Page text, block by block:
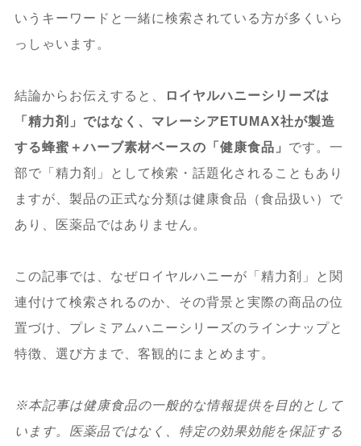
いうキーワードと一緒に検索されている方が多くいら
っしゃいます。
結論からお伝えすると、
ロイヤルハニーシリーズは
「精力剤」ではなく、マレーシアETUMAX社が製造
する蜂蜜＋ハーブ素材ベースの「健康食品」 です。一
部で「精力剤」として検索・話題化されることもあり
ますが、製品の正式な分類は健康食品（食品扱い）で
あり、医薬品ではありません。
この記事では、なぜロイヤルハニーが「精力剤」と関
連付けて検索されるのか、その背景と実際の商品の位
置づけ、プレミアムハニーシリーズのラインナップと
特徴、選び方まで、客観的にまとめます。
※本記事は健康食品の一般的な情報提供を目的として
います。医薬品ではなく、特定の効果効能を保証する